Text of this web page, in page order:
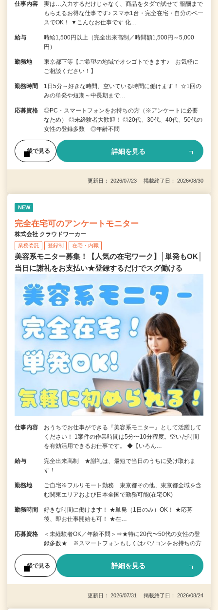
仕事内容
実は…入力するだけじゃなく、商品をタダで試せて 報酬まで
もらえるお得な仕事です♪ スマホ1台・完全在宅・自分のペー
スでOK！ ▼こんなお仕事です 化…
給与
時給1,500円以上（完全出来高制／時間額1,500円～5,000
円）
勤務地
東京都下等【ご希望の地域でオシゴトできます♪ お気軽に
ご相談ください！】
勤務時間
1日5分～好きな時間、空いている時間に働けます！ ☆1回の
みの単発や短期～中長期まで…
応募資格
◎PC・スマートフォンをお持ちの方（※アンケートに必要
なため） ◎未経験者大歓迎！ ◎20代、30代、40代、50代の
女性の登録多数 ◎年齢不問
後で見る 詳細を見る
更新日： 2026/07/23 掲載終了日： 2026/08/30
NEW
完全在宅可のアンケートモニター
株式会社 クラウドワーカー
業務委託 登録制 在宅・内職
美容系モニター募集！【人気の在宅ワーク】│単発もOK│
当日に謝礼をお支払い★登録するだけでスグ働ける
仕事内容
おうちでお仕事ができる『美容系モニター』として活躍して
ください！ 1案件の作業時間は5分〜10分程度。空いた時間
を有効活用できるお仕事です。 ◆【いろん…
給与
完全出来高制 ★謝礼は、最短で当日のうちに受け取れま
す！
勤務地
ご自宅※フルリモート勤務 東京都その他、東京都全域を含
む関東エリアおよび日本全国で勤務可能(在宅OK)
勤務時間
好きな時間に働けます！ ★単発（1日のみ）OK！ ★応募
後、即お仕事開始も可！ ★在…
応募資格
＜未経験者OK／年齢不問＞⇒★特に20代〜50代の女性の登
録多数★ ※スマートフォンもしくはパソコンをお持ちの方
後で見る 詳細を見る
更新日： 2026/07/31 掲載終了日： 2026/08/24